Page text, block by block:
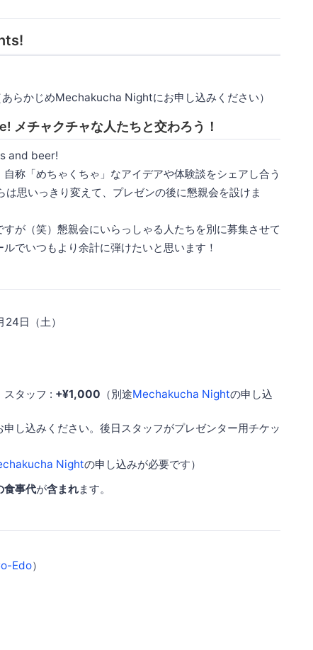
らかじめMechakucha Nightにお申し込みください）
チャクチャな人たちと交わろう！
and beer!
称「めちゃくちゃ」なアイデアや体験談をシェアし合う
思いっきり変えて、プレゼンの後に懇親会を設けま
が（笑）懇親会にいらっしゃる人たちを別に募集させて
でいつもより余計に弾けたいと思います！
日（土）
タッフ : +¥1,000 （別途Mechakucha Nightの申し込
し込みください。後日スタッフがプレゼンター用チケッ
Nightの申し込みが必要です）
食事代が含まれます。
Edo）